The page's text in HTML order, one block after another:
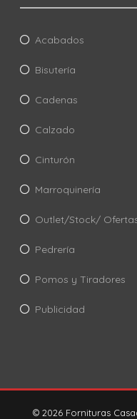
Acabados
Bisutería
Cadenas
Calzado
Cinturón
Marroquinería
Outlet/Stock/
Pedrería
Pomos y Tiradores
Publicidad
© 2026 Fornituras